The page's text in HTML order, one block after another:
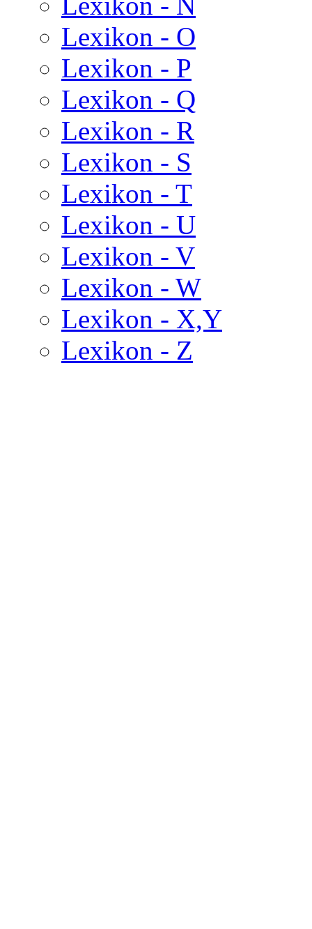
Lexikon - O
Lexikon - P
Lexikon - Q
Lexikon - R
Lexikon - S
Lexikon - T
Lexikon - U
Lexikon - V
Lexikon - W
Lexikon - X,Y
Lexikon - Z